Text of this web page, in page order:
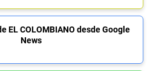
EL COLOMBIANO desde Google
News